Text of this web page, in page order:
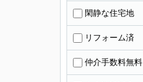
閑静な住宅地
リフォーム済
仲介手数料無料